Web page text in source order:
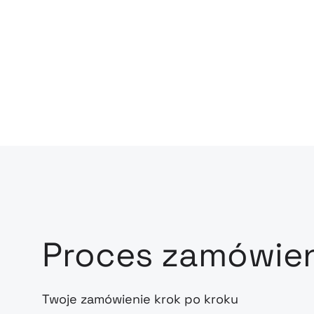
Proces
Twoje zamówienie krok po kroku